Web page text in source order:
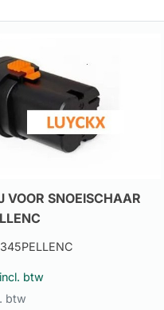
VOOR SNOEISCHAAR
incl. btw
btw